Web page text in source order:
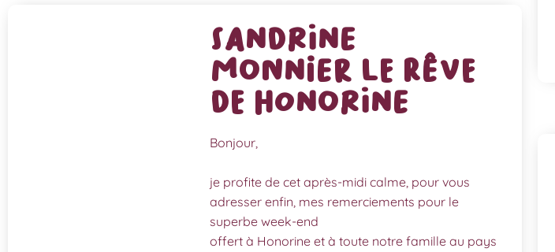
Sandrine
MONNIER le rêve
de Honorine
Bonjour,
je profite de cet après-midi calme, pour vous
adresser enfin, mes remerciements pour le
superbe week-end
offert à Honorine et à toute notre famille au pays